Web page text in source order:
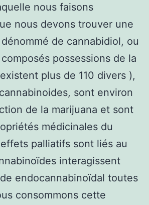
nous faisons
nous devons trouver une
de cannabidiol, ou
possessions de la
plus de 110 divers ),
sont environ
de la marijuana et sont
médicinales du
palliatifs sont liés au
interagissent
endocannabinoïdal toutes
consommons cette